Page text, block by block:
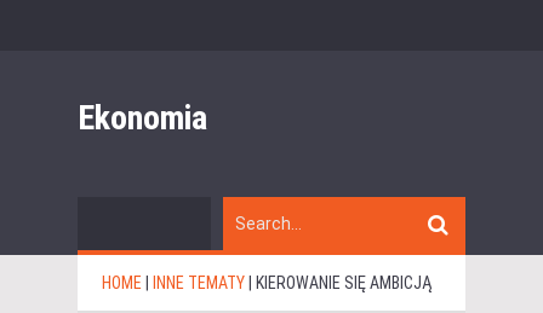
Ekonomia
HOME INNE TEMATY KIEROWANIE SIĘ AMBICJĄ